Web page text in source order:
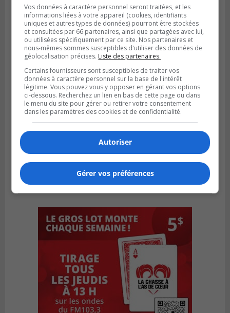
Publié le 4 août 2026 à 13h18
Des fromages de la Laiterie Coaticook
rappelés par l’ACIA
Vos données à caractère personnel seront traitées, et les
informations liées à votre appareil (cookies, identifiants
uniques et autres types de données) pourront être stockées
et consultées par 66 partenaires, ainsi que partagées avec lui,
ou utilisées spécifiquement par ce site. Nos partenaires et
nous-mêmes sommes susceptibles d'utiliser des données de
géolocalisation précises. Liste des partenaires.
Certains fournisseurs sont susceptibles de traiter vos
données à caractère personnel sur la base de l'intérêt
légitime. Vous pouvez vous y opposer en gérant vos options
ci-dessous. Recherchez un lien en bas de cette page ou dans
le menu du site pour gérer ou retirer votre consentement
dans les paramètres des cookies et de confidentialité.
Autoriser
Gérer vos préférences